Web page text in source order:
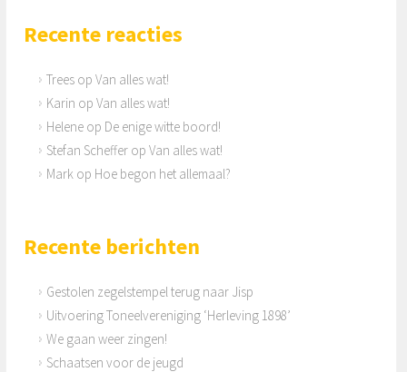
Recente reacties
Trees opVan alles wat!
Karin opVan alles wat!
Helene op De enige witte boord!
Stefan Scheffer opVan alles wat!
Mark op Hoe begon het allemaal?
Recente berichten
Gestolen zegelstempel terug naar Jisp
Uitvoering Toneelvereniging ‘Herleving 1898’
We gaan weer zingen!
Schaatsen voor de jeugd